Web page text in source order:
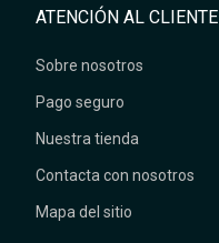
ATENCIÓN AL CLIENTE
Sobre nosotros
Pago seguro
Nuestra tienda
Contacta con nosotros
Mapa del sitio